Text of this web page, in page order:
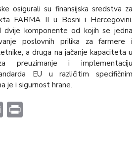
osigurali su finansijska sredstva za
FARMA II u Bosni i Hercegovini.
komponente od kojih se jedna
poslovnih prilika za farmere i
a druga na jačanje kapaciteta u
preuzimanje i implementaciju
EU u različitim specifičnim
je i sigurnost hrane.
Email